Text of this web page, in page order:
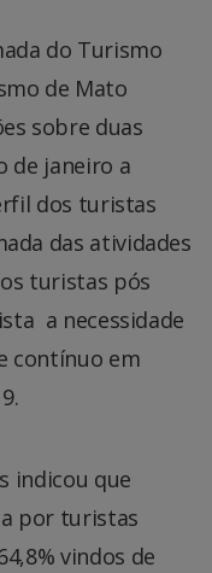
do Turismo
de Mato
sobre duas
de janeiro a
dos turistas
das atividades
turistas pós
a necessidade
contínuo em
indicou que
por turistas
vindos de